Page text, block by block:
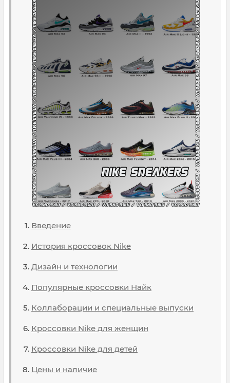
Введение
История кроссовок Nike
Дизайн и технологии
Популярные кроссовки Найк
Коллаборации и специальные выпуски
Кроссовки Nike для женщин
Кроссовки Nike для детей
Цены и наличие